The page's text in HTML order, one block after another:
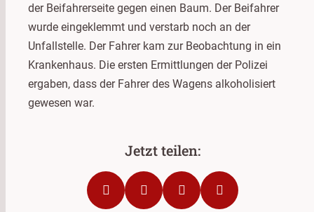
der Beifahrerseite gegen einen Baum. Der Beifahrer
wurde eingeklemmt und verstarb noch an der
Unfallstelle. Der Fahrer kam zur Beobachtung in ein
Krankenhaus. Die ersten Ermittlungen der Polizei
ergaben, dass der Fahrer des Wagens alkoholisiert
gewesen war.